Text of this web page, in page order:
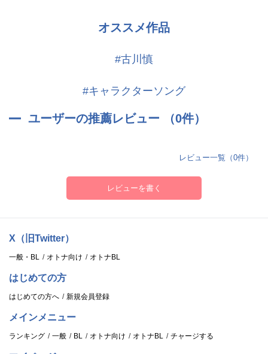
オススメ作品
#古川慎
#キャラクターソング
ユーザーの推薦レビュー （0件）
レビュー一覧（0件）
レビューを書く
X（旧Twitter）
一般・BL オトナ向け オトナBL
はじめての方
はじめての方へ 新規会員登録
メインメニュー
ランキング 一般 BL オトナ向け オトナBL チャージする